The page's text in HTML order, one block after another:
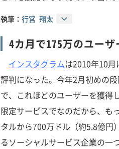
執筆： 行宮 翔太
4カ月で175万のユー
インスタグラムは2010年10
評判になった。今年2月初めの
で、これほどのユーザーを獲得
限定サービスでなのだから、も
タルから700万ドル（約5.8億円
るソーシャルサービス企業の一